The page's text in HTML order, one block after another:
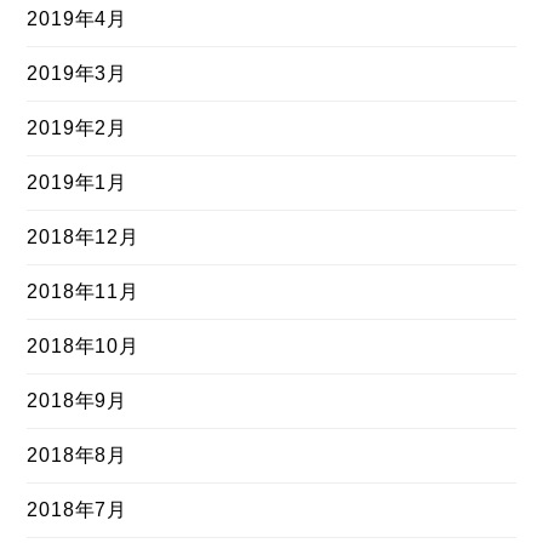
2019年4月
2019年3月
2019年2月
2019年1月
2018年12月
2018年11月
2018年10月
2018年9月
2018年8月
2018年7月